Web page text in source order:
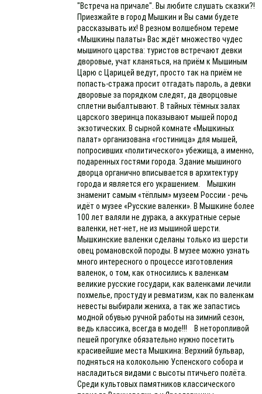
"Встреча на причале". Вы любите слушать сказки?!
Приезжайте в город Мышкин и Вы сами будете
рассказывать их! В резном волшебном тереме
«Мышкины палаты» Вас ждёт множество чудес
мышиного царства: туристов встречают девки
дворовые, учат кланяться, на приём к Мышиным
Царю с Царицей ведут, просто так на приём не
попасть-стража просит отгадать пароль, а девки
дворовые за порядком следят, да дворцовые
сплетни выбалтывают. В тайных тёмных залах
царского зверинца показывают мышей пород
экзотических. В сырной комнате «Мышкиных
палат» организована «гостиница» для мышей,
попросивших «политического» убежища, а именно,
подаренных гостями города. Здание мышиного
дворца органично вписывается в архитектуру
города и является его украшением. Мышкин
знаменит самым «тёплым» музеем России - речь
идёт о музее «Русские валенки». В Мышкине более
100 лет валяли не дурака, а аккуратные серые
валенки, нет-нет, не из мышиной шерсти.
Мышкинские валенки сделаны только из шерсти
овец романовской породы. В музее можно узнать
много интересного о процессе изготовления
валенок, о том, как относились к валенкам
великие русские государи, как валенками лечили
похмелье, простуду и ревматизм, как по валенкам
невесты выбирали жениха, а так же запастись
модной обувью ручной работы на зимний сезон,
ведь классика, всегда в моде!!! В неторопливой
пешей прогулке обязательно нужно посетить
красивейшие места Мышкина: Верхний бульвар,
подняться на колокольню Успенского собора и
насладиться видами с высоты птичьего полёта.
Среди культовых памятников классического